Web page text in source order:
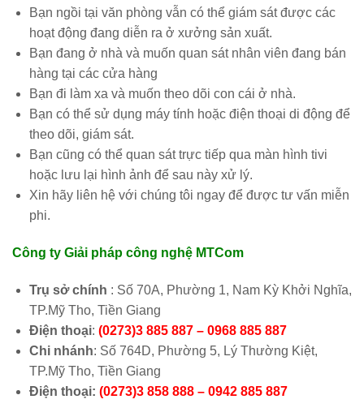
Bạn ngồi tại văn phòng vẫn có thể giám sát được các
hoạt động đang diễn ra ở xưởng sản xuất.
Bạn đang ở nhà và muốn quan sát nhân viên đang bán
hàng tại các cửa hàng
Bạn đi làm xa và muốn theo dõi con cái ở nhà.
Bạn có thể sử dụng máy tính hoặc điện thoại di động để
theo dõi, giám sát.
Bạn cũng có thể quan sát trực tiếp qua màn hình tivi
hoặc lưu lại hình ảnh để sau này xử lý.
Xin hãy liên hệ với chúng tôi ngay để được tư vấn miễn
phi.
Công ty Giải pháp công nghệ MTCom
Trụ sở chính : Số 70A, Phường 1, Nam Kỳ Khởi Nghĩa,
TP.Mỹ Tho, Tiền Giang
Điện thoại: (0273)3 885 887 – 0968 885 887
Chi nhánh: Số 764D, Phường 5, Lý Thường Kiệt,
TP.Mỹ Tho, Tiền Giang
Điện thoại: (0273)3 858 888 – 0942 885 887